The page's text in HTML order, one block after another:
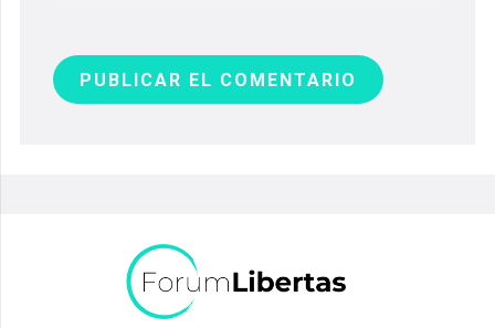
PUBLICAR EL COMENTARIO